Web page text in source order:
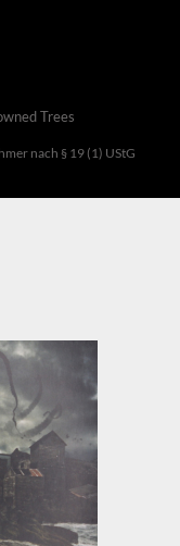
Trees
nach § 19 (1) UStG